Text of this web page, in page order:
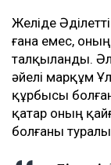
Желіде
ғана емес,
талқыланды.
әйелі марқұм
құрбысы
қатар оның
болғаны